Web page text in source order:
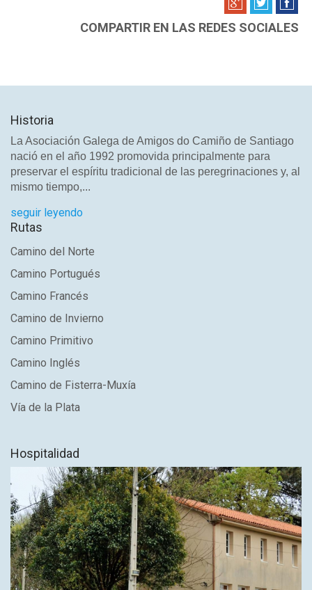
COMPARTIR EN LAS REDES SOCIALES
Historia
La Asociación Galega de Amigos do Camiño de Santiago
nació en el año 1992 promovida principalmente para
preservar el espíritu tradicional de las peregrinaciones y, al
mismo tiempo,...
seguir leyendo
Rutas
Camino del Norte
Camino Portugués
Camino Francés
Camino de Invierno
Camino Primitivo
Camino Inglés
Camino de Fisterra-Muxía
Vía de la Plata
Hospitalidad